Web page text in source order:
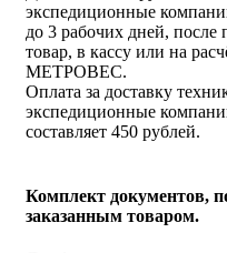
экспедиционные
до 3 рабочих дней, после
товар, в кассу или на
МЕТРОВЕС.
Оплата за доставку
экспедиционные
составляет 450 рублей.
Комплект документов,
заказанным товаром.